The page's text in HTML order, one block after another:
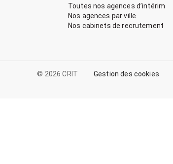
Toutes nos agences d’intérim
Nos agences par ville
Nos cabinets de recrutement
© 2026 CRIT Gestion des cookies